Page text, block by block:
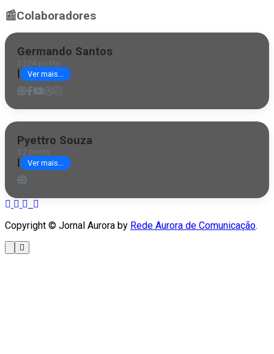
📰Colaboradores
Germando Santos
3224 posts
Ver mais...
Pyettro Souza
32 posts
Ver mais...
Copyright © Jornal Aurora by Rede Aurora de Comunicação.